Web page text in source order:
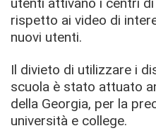
rispetto ai video di
nuovi utenti.
Il divieto di utilizzare i
scuola è stato attuato
della Georgia, per la
università e college.